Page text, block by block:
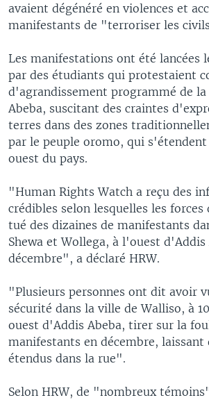
avaient dégénéré en violences et
manifestants de "terroriser les
Les manifestations ont été lancées
par des étudiants qui protestaient
d'agrandissement programmé de la
Abeba, suscitant des craintes
terres dans des zones
par le peuple oromo, qui
ouest du pays.
"Human Rights Watch a reçu des
crédibles selon lesquelles les forces
tué des dizaines de manifestants
Shewa et Wollega, à l'ouest d'Addis
décembre", a déclaré HRW.
"Plusieurs personnes ont dit avoir
sécurité dans la ville de Walliso, à
ouest d'Addis Abeba, tirer sur la
manifestants en décembre, laissant
étendus dans la rue".
Selon HRW, de "nombreux